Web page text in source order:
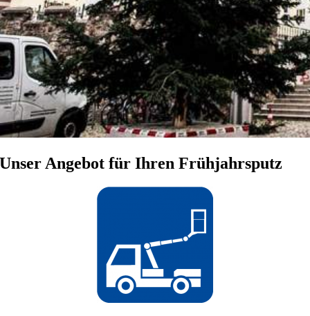
Unser Angebot für Ihren Frühjahrsputz